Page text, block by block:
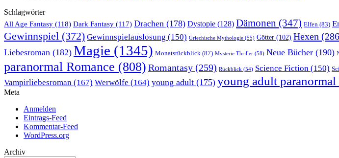
Schlagwörter
All Age Fantasy (118) Dark Fantasy (117) Drachen (178) Dystopie (128) Dämonen (347) Elfen (83)
Gewinnspiel (372) Gewinnspielauslosung (150) Griechische Mythologie (55) Götter (102) Hexen
Liebesroman (182) Magie (1345) Monatsrückblick (87) Mysterie Thriller (58) Neue Bücher (190)
paranormal Romance (808) Romantasy (259) Rückblick (54) Science Fiction (150)
Vampirliebesroman (167) Werwölfe (164) young adult (175) young adult paranormal
Meta
Anmelden
Eintrags-Feed
Kommentar-Feed
WordPress.org
Archiv